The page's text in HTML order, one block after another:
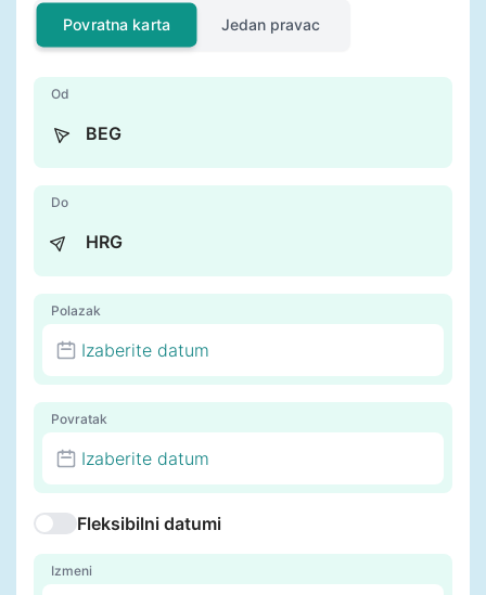
Povratna karta Jedan pravac
Od
Do
Polazak
Izaberite datum
Povratak
Izaberite datum
Fleksibilni datumi
Izmeni